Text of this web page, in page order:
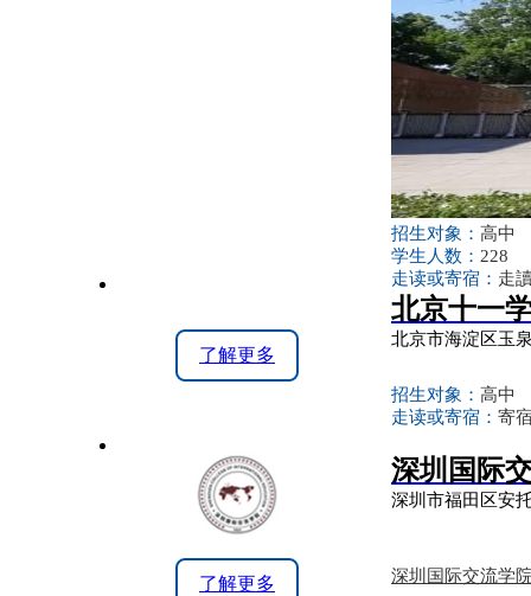
招生对象： 高中
学生人数： 228
走读或寄宿： 走
了解更多
北京十一
北京市海淀区玉
招生对象： 高中
走读或寄宿： 寄
了解更多
深圳国际
深圳市福田区安
深圳国际交流学